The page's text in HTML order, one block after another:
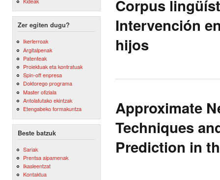
Zer egiten dugu?
Ikerlerroak
Argitalpenak
Patenteak
Proiektuak eta kontratuak
Spin-off enpresa
Doktorego programa
Master ofiziala
Antolatutako ekintzak
Etengabeko formakuntza
Beste batzuk
Sariak
Prentsa aipamenak
Ikasleentzat
Kontaktua
Corpus
Intervención
hijos
Approximate
Techniques
Prediction in